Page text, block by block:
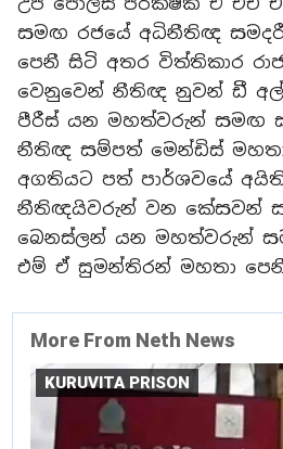
සමඟ රජයේ අධිනීතිඥ
පෙනී සිටි අතර විත්තිකාර
වෙනුවෙන් නීතිඥ නුවන් ඩී
පීරීස් යන මහත්වරුන් සමඟ
නීතිඥ සම්පත් මෙන්ඩිස්
අගතියට පත් පාර්ශවයේ
නීතිඥයිවරුන් වන කේසවන්
බෙනස්ලන් යන මහත්වරුන්
එම් ඒ සුමන්තිරන් මහතා
More From Neth News
KURUVITA PRISON